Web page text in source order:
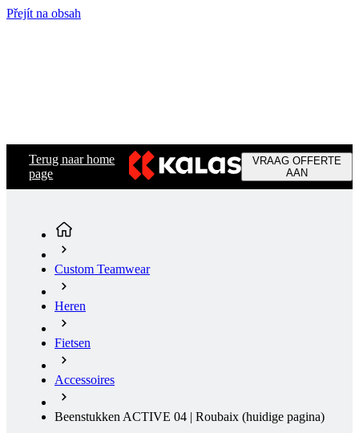
Přejít na obsah
Terug naar home
page
VRAAG OFFERTE
AAN
Custom Teamwear
Heren
Fietsen
Accessoires
Beenstukken ACTIVE 04 | Roubaix (huidige pagina)